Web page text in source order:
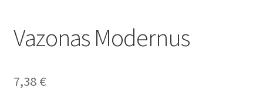
Šviestuvų komponentai
Vazonas Modernus
7,38 €